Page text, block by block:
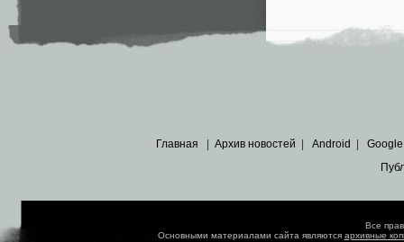
Главная Архив новостей Android Google
Все
Основными материалами сайта являются архивные